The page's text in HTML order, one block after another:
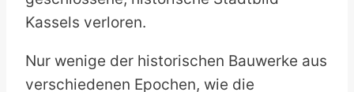
Kassels verloren.
Nur wenige der historischen Bauwerke aus
verschiedenen Epochen, wie die